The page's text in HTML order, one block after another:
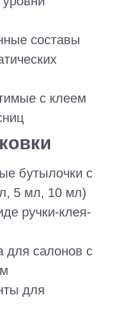
составы
с клеем
бутылочки с
5 мл, 10 мл)
ручки-клея-
для салонов с
для